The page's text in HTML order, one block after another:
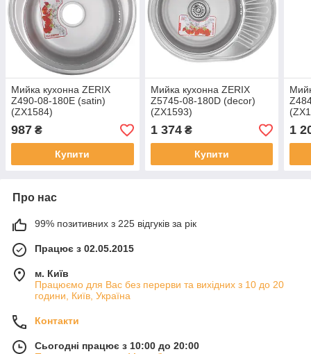
Мийка кухонна ZERIX
Z490-08-180E (satin)
(ZX1584)
987 ₴
Купити
Мийка кухонна ZERIX
Z5745-08-180D (decor)
(ZX1593)
1 374₴
Купити
1
Про нас
99% позитивних з 225 відгуків за рік
Працює з 02.05.2015
м. Київ
Працюємо для Вас без перерви та вихідних з 10 до 20
години, Київ, Україна
Контакти
Сьогодні працює з 10:00 до 20:00